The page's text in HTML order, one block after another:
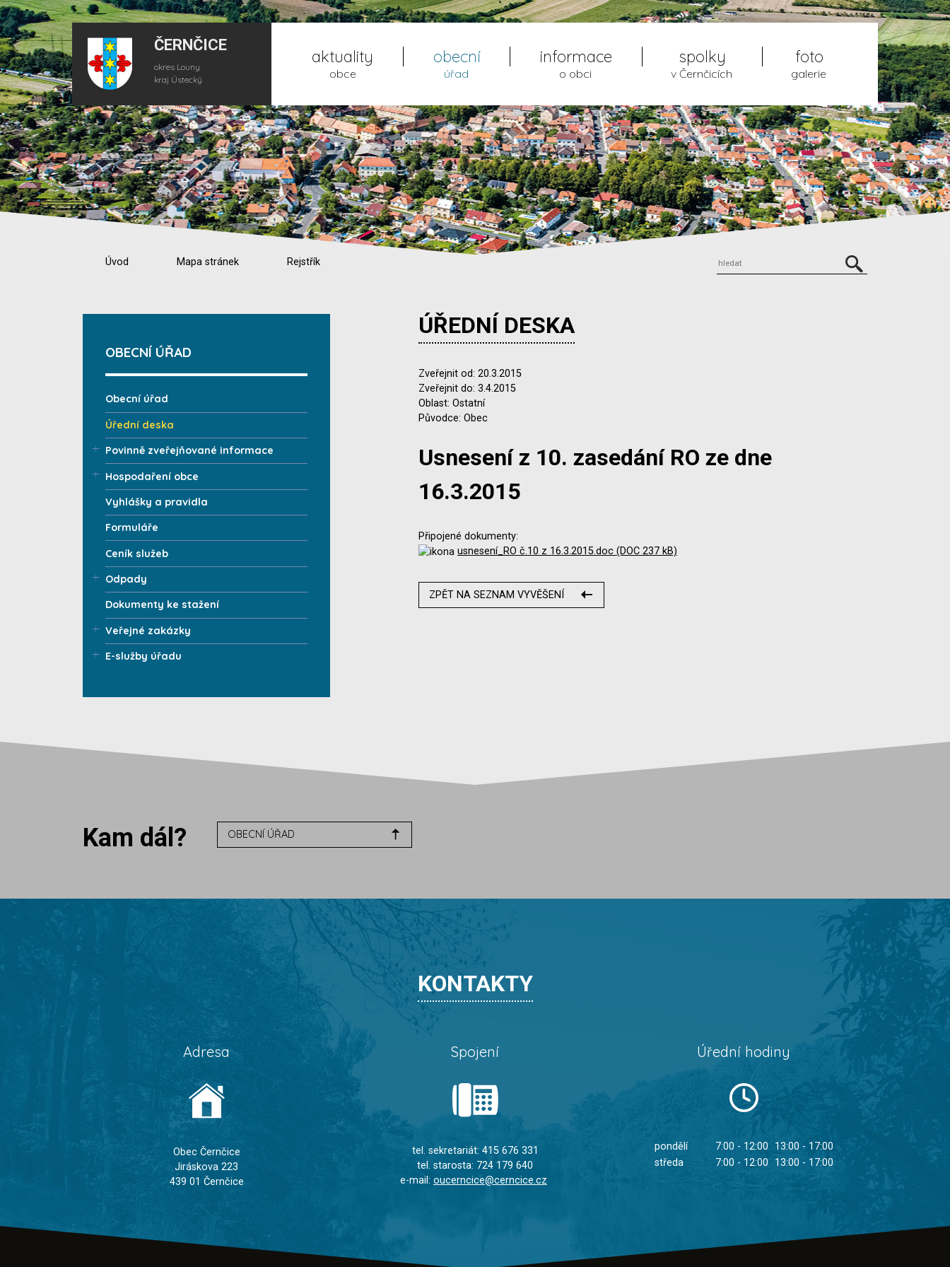
ČERNČICE
okres Louny
kraj Ústecký
aktuality
obce
obecní
úřad
informace
o obci
spolky
v Černčicích
foto
galerie
Úvod Mapa stránek Rejstřík
ÚŘEDNÍ DESKA
Zveřejnit od: 20.3.2015
Zveřejnit do: 3.4.2015
Oblast: Ostatní
Původce: Obec
Usnesení z 10. zasedání RO ze dne
16.3.2015
Připojené dokumenty:
usnesení_RO č.10 z 16.3.2015.doc (DOC 237 kB)
ZPĚT NA SEZNAM VYVĚŠENÍ
OBECNÍ ÚŘAD
Obecní úřad
Úřední deska
Povinně zveřejňované informace
Hospodaření obce
Vyhlášky a pravidla
Formuláře
Ceník služeb
Odpady
Dokumenty ke stažení
Veřejné zakázky
E-služby úřadu
Kam dál? OBECNÍ ÚŘAD
KONTAKTY
Adresa
Obec Černčice
Jiráskova 223
439 01 Černčice
Spojení
tel. sekretariát: 415 676 331
tel. starosta: 724 179 640
e-mail: oucerncice@cerncice.cz
Úřední hodiny
pondělí 7:00 - 12:00
13:00 - 17:00
středa
7:00 - 12:00 13:00 - 17:00